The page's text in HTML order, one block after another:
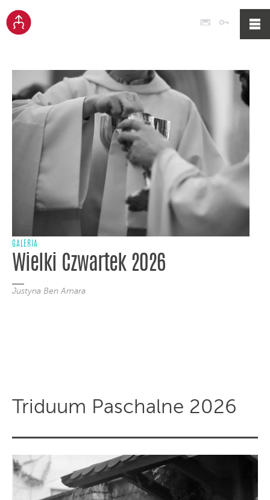
Poczta
GALERIA
Wielki Czwartek 2026
Justyna Ben Amara
Triduum Paschalne 2026